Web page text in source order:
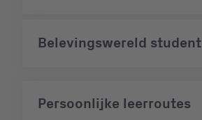
Belevingswereld student
Persoonlijke leerroutes